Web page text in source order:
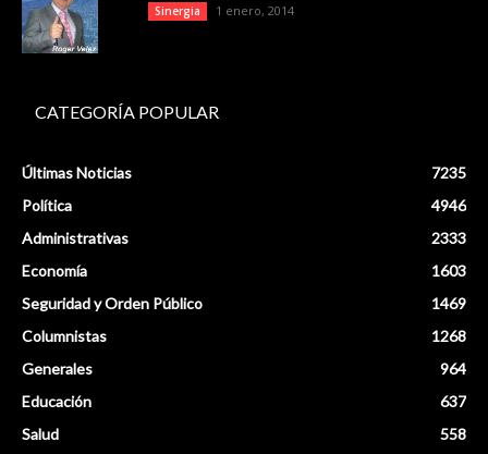
Sinergia 1 enero, 2014
CATEGORÍA POPULAR
Últimas Noticias
7235
Política
4946
Administrativas
2333
Economía
1603
Seguridad y Orden Público
1469
Columnistas
1268
Generales
964
Educación
637
Salud
558